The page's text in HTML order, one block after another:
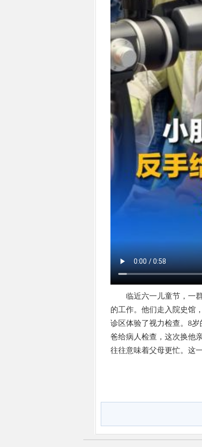
临近六一儿童节，一群
的工作。他们走入院史馆
诊区体验了视力检查。8
爸给病人检查，这次换他
往往意味着父母更忙。这